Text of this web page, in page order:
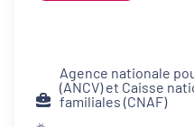
Agence nationale
(ANCV) et Caisse
familiales (CNAF)